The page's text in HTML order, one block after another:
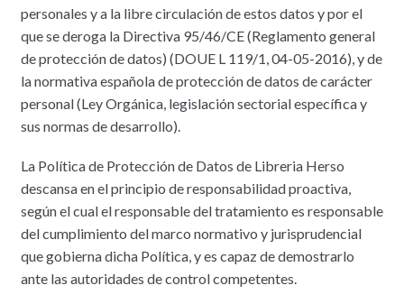
personales y a la libre circulación de estos datos y por el
que se deroga la Directiva 95/46/CE (Reglamento general
de protección de datos) (DOUE L 119/1, 04-05-2016), y de
la normativa española de protección de datos de carácter
personal (Ley Orgánica, legislación sectorial específica y
sus normas de desarrollo).
La Política de Protección de Datos de Libreria Herso
descansa en el principio de responsabilidad proactiva,
según el cual el responsable del tratamiento es responsable
del cumplimiento del marco normativo y jurisprudencial
que gobierna dicha Política, y es capaz de demostrarlo
ante las autoridades de control competentes.